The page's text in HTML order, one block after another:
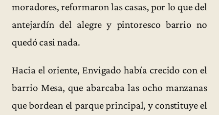
moradores, reformaron las casas, por lo que del
antejardín del alegre y pintoresco barrio no
quedó casi nada.
Hacia el oriente, Envigado había crecido con el
barrio Mesa, que abarcaba las ocho manzanas
que bordean el parque principal, y constituye el